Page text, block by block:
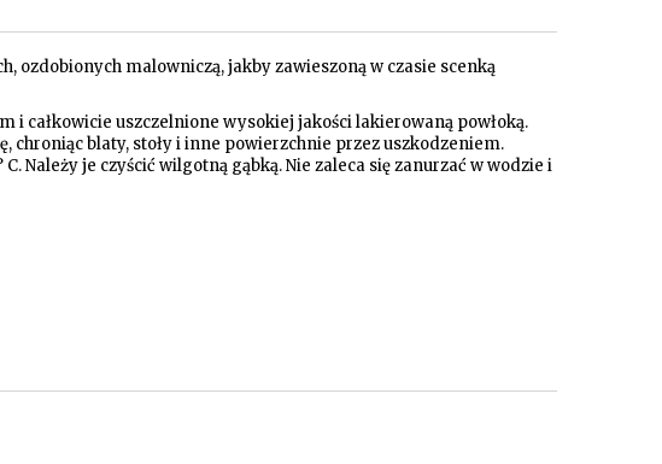
ozdobionych malowniczą, jakby zawieszoną w czasie scenką
i całkowicie uszczelnione wysokiej jakości lakierowaną powłoką.
chroniąc blaty, stoły i inne powierzchnie przez uszkodzeniem.
Należy je czyścić wilgotną gąbką. Nie zaleca się zanurzać w wodzie i